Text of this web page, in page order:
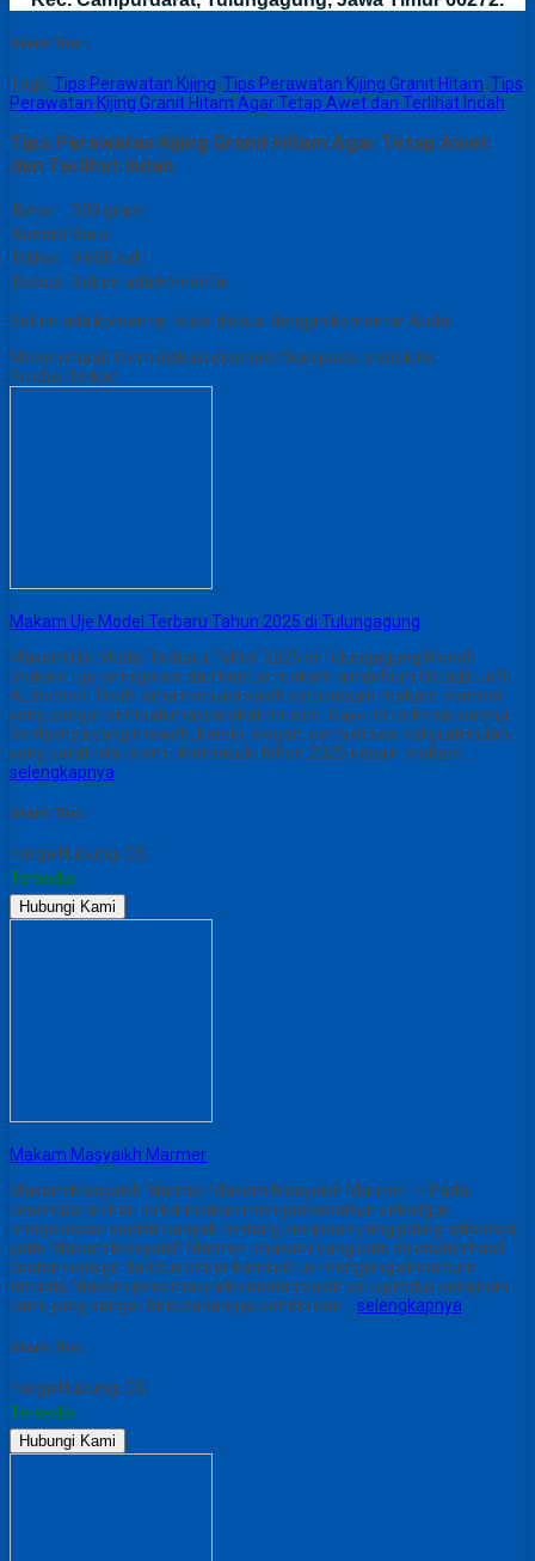
Share This :
Tags: Tips Perawatan Kijing, Tips Perawatan Kijing Granit Hitam, Tips
Perawatan Kijing Granit Hitam Agar Tetap Awet dan Terlihat Indah
Tips Perawatan Kijing Granit Hitam Agar Tetap Awet
dan Terlihat Indah
Berat
300 gram
Kondisi Baru
Dilihat
9.650 kali
Diskusi Belum ada komentar
Belum ada komentar, buka diskusi dengan komentar Anda.
Mohon maaf, form diskusi dinonaktifkan pada produk ini.
Produk Terkait
Makam Uje Model Terbaru Tahun 2025 di Tulungagung
Makam Uje Model Terbaru Tahun 2025 di Tulungagung Model
makam Uje terinspirasi dari bentuk makam almarhum Ustadz Jefri
Al Buchori. Telah lama menjadi salah satu desain makam marmer
yang sangat diminati masyarakat muslim. Gaya ini terkenal karena
bentyknya yang mewah, bersih, elegan, serta dihiasi kaligrafi indah
yang sarat nilai Islami. Memasuki tahun 2025 desain makam…
selengkapnya
Share This :
Harga Hubungi CS
Tersedia
Hubungi Kami
Makam Masyaikh Marmer
Makam Masyaikh Marmer Makam Masyaikh Marmer – Pada
kesempatan hari ini kami akan memperkenalkan sekaligus
menjelaskan sedikit banyak tentang kerajinan yang paling istimewa
yaitu Makam Masyaikh Marmer ,makam yang satu ini adalah hasil
custom design dari customer kami untuk mengijing almarhum
tercinta.Makam jenis masyaikh adalah salah satu produk kerajinan
kami yang sangat laris,bahannya sendiri dari… selengkapnya
Share This :
Harga Hubungi CS
Tersedia
Hubungi Kami